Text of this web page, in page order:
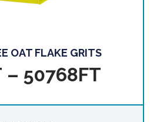
OAT FLAKE GRITS
– 50768FT